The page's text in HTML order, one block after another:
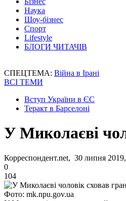
Наука
Шоу-бізнес
Спорт
Lifestyle
БЛОГИ ЧИТАЧІВ
СПЕЦТЕМА: Війна в Ірані
ВСІ ТЕМИ
Вступ України в ЄС
Теракт в Барселоні
У Миколаєві
Корреспондент.net, 30 липня
0
104
Фото: mk.npu.gov.ua